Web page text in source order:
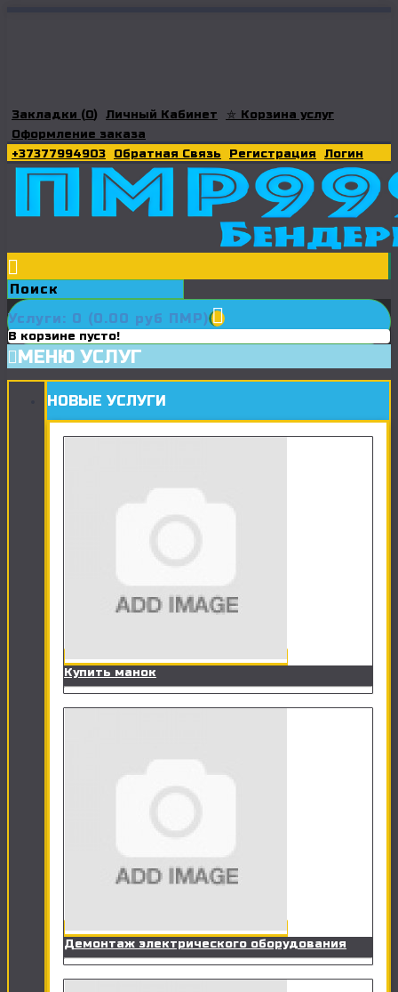
Закладки (0) Личный Кабинет
⛤ Корзина услуг
Оформление заказа
+37377994903
Обратная Связь Регистрация Логин
Услуги: 0 (0.00 руб ПМР)
В корзине пусто!
МЕНЮ УСЛУГ
НОВЫЕ УСЛУГИ
Купить манок
Демонтаж электрического оборудования